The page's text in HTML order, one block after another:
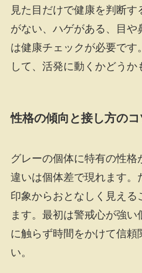
見た目だけで健康を判断
がない、ハゲがある、目や
は健康チェックが必要です
して、活発に動くかどうか
性格の傾向と接し方のコ
グレーの個体に特有の性格
違いは個体差で現れます。
印象からおとなしく見える
ます。最初は警戒心が強
に触らず時間をかけて信頼
い。